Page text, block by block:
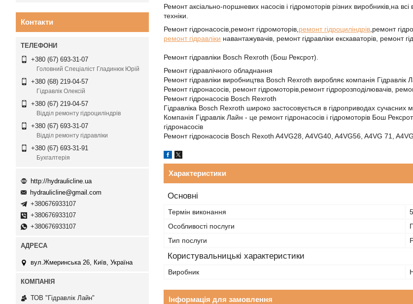
Ремонт аксіально-поршневих насосів і гідромоторів різних виробників,на
техніки.
Ремонт гідронасосів,ремонт гідромоторів, ремонт гідроциліндрів ,ремонт
ремонт гідравліки навантажувачів, ремонт гідравліки екскаваторів, ремонт
Ремонт гідравліки Bosch Rexroth (Бош Рексрот).
Ремонт гідравлічного обладнання
Ремонт гідравліки виробництва Bosch Rexroth виробляє компанія Гідравлік
Ремонт гідронасосів, ремонт гідромоторів,ремонт гідророзподілювачів,
Ремонт гідронасосів Bosch Rexroth
Гідравліка Bosch Rexroth широко застосовується в гідроприводах
Компанія Гідравлік Лайн - це ремонт гідронасосів і гідромоторів Бош
гідронасосів
Ремонт гідронасосів Bosch Rexoth A4VG28, A4VG40, A4VG56, A4VG 71,
Характеристики
Основні
Термін виконання
Особливості послуги
Тип послуги
Користувальницькі характеристики
Виробник
Інформація для замовлення
Контакти
+380 (67) 693-31-07
Головний Спеціаліст Гладинюк Юрій
+380 (68) 219-04-57
Гідравлік Олексій
+380 (67) 219-04-57
Відділ ремонту гідроциліндрів
+380 (67) 693-31-07
Відділ ремонту гідравліки
+380 (67) 693-31-91
Бухгалтерія
http://hydraulicline.ua
hydraulicline@gmail.com
+380676933107
+380676933107
+380676933107
вул.Жмеринська 26, Київ, Україна
ТОВ "Гідравлік Лайн"